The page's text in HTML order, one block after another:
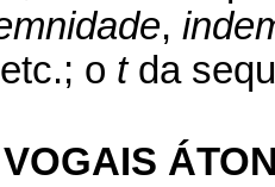
,
o tda